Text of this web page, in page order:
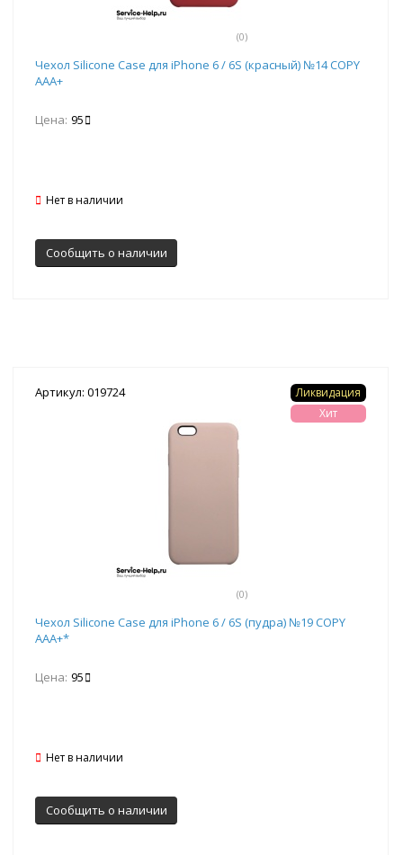
(0)
Чехол Silicone Case для iPhone 6 / 6S (красный) №14 COPY
AAA+
Цена: 95
Нет в наличии
Сообщить о наличии
Артикул: 019724
(0)
Ликвидация
Хит
Чехол Silicone Case для iPhone 6 / 6S (пудра) №19 COPY
AAA+*
Цена: 95
Нет в наличии
Сообщить о наличии